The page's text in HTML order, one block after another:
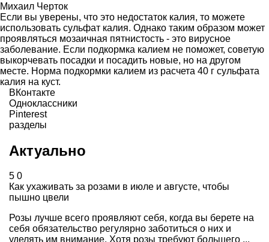
Михаил Черток
Если вы уверены, что это недостаток калия, то можете
использовать сульфат калия. Однако таким образом может
проявляться мозаичная пятнистость - это вирусное
заболевание. Если подкормка калием не поможет, советую
выкорчевать посадки и посадить новые, но на другом
месте. Норма подкормки калием из расчета 40 г сульфата
калия на куст.
ВКонтакте
Одноклассники
Pinterest
разделы
Актуально
5 0
Как ухаживать за розами в июле и августе, чтобы
пышно цвели
Розы лучше всего проявляют себя, когда вы берете на
себя обязательство регулярно заботиться о них и
уделять им внимание. Хотя розы требуют большего ...